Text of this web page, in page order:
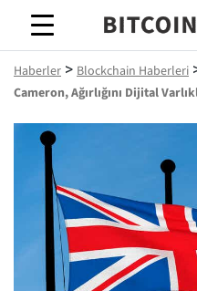
Haberler > Blockchain Haberleri
Cameron, Ağırlığını Dijital